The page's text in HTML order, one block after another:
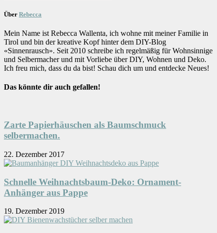
Über Rebecca
Mein Name ist Rebecca Wallenta, ich wohne mit meiner Familie in
Tirol und bin der kreative Kopf hinter dem DIY-Blog
«Sinnenrausch». Seit 2010 schreibe ich regelmäßig für Wohnsinnige
und Selbermacher und mit Vorliebe über DIY, Wohnen und Deko.
Ich freu mich, dass du da bist! Schau dich um und entdecke Neues!
Das könnte dir auch gefallen!
Zarte Papierhäuschen als Baumschmuck
selbermachen.
22. Dezember 2017
Schnelle Weihnachtsbaum-Deko: Ornament-
Anhänger aus Pappe
19. Dezember 2019